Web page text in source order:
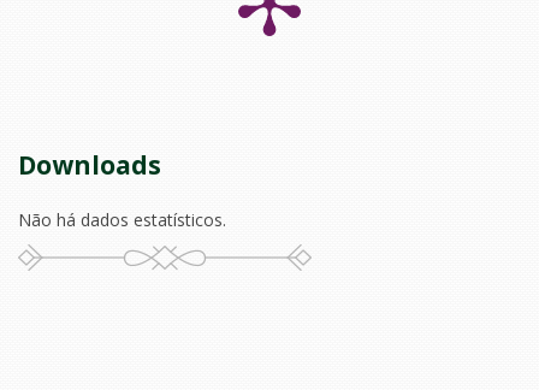
Downloads
Não há dados estatísticos.